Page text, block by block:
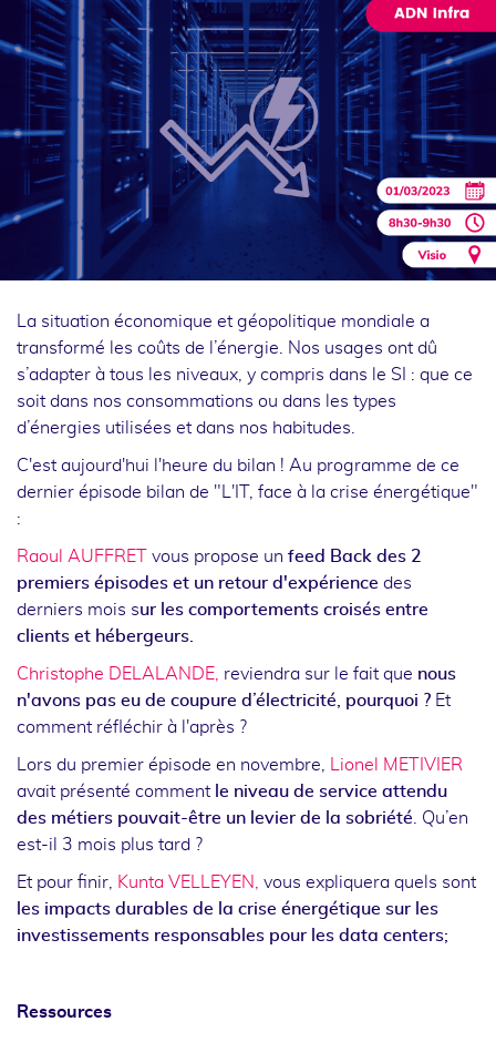
La situation économique et géopolitique mondiale a
transformé les coûts de l’énergie. Nos usages ont dû
s’adapter à tous les niveaux, y compris dans le SI : que ce
soit dans nos consommations ou dans les types
d’énergies utilisées et dans nos habitudes.
C'est aujourd'hui l'heure du bilan ! Au programme de ce
dernier épisode bilan de "L'IT, face à la crise énergétique"
:
Raoul AUFFRET vous propose un feed Back des 2
premiers épisodes et un retour d'expérience des
derniers mois sur les comportements croisés entre
clients et hébergeurs.
Christophe DELALANDE, reviendra sur le fait que nous
n'avons pas eu de coupure d’électricité, pourquoi ? Et
comment réfléchir à l'après ?
Lors du premier épisode en novembre,
Lionel METIVIER
avait présenté comment le niveau de service attendu
des métiers pouvait-être un levier de la sobriété . Qu’en
est-il 3 mois plus tard ?
Et pour finir, Kunta VELLEYEN,
vous expliquera quels sont
les impacts durables de la crise énergétique sur les
investissements responsables pour les data centers;
Ressources